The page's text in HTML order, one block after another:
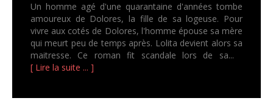
Un homme agé d'une quarantaine d'années tombe
amoureux de Dolores, la fille de sa logeuse. Pour
vivre aux cotés de Dolores, l'homme épouse sa mère
qui meurt peu de temps après. Lolita devient alors sa
maitresse. Ce roman fit scandale lors de sa...
[ Lire la suite ... ]